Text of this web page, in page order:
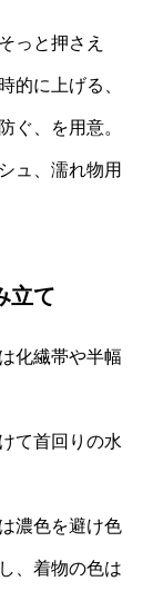
っと押さえ
的に上げる、
ぐ、を用意。
ュ、濡れ物用
立て
化繊帯や半幅
て首回りの水
濃色を避け色
、着物の色は